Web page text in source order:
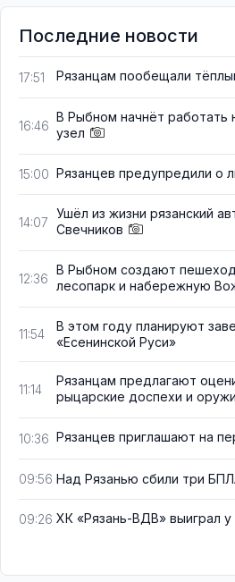
Последние новости
17:51 Рязанцам пообещали
16:46
В Рыбном начнёт работать
узел
15:00 Рязанцев предупредили о
14:07
Ушёл из жизни рязанский
Свечников
12:36
В Рыбном создают
лесопарк и набережную
11:54
В этом году планируют
«Есенинской Руси»
11:14
Рязанцам предлагают
рыцарские доспехи и
10:36 Рязанцев приглашают на
09:56 Над Рязанью сбили три
09:26 ХК «Рязань-ВДВ» выиграл